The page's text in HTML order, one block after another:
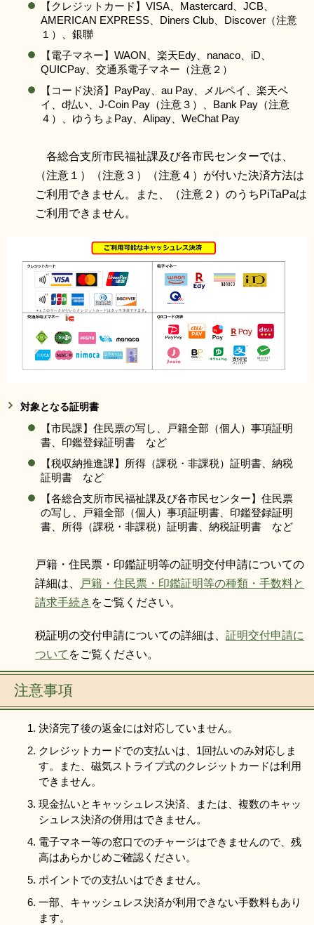
【クレジットカード】VISA、Mastercard、JCB、
AMERICAN EXPRESS、Diners Club、Discover（注意
１）、銀聯
【電子マネー】WAON、楽天Edy、nanaco、iD、
QUICPay、交通系電子マネー（注意２）
【コード決済】PayPay、au Pay、メルペイ、楽天ペ
イ、d払い、J-Coin Pay（注意３）、Bank Pay（注意
４）、ゆうちょPay、Alipay、WeChat Pay
各総合支所市民福祉課及び各市民センターでは、
（注意１）（注意３）（注意４）が付いた決済方法は
ご利用できません。また、（注意２）のうちPiTaPaは
ご利用できません。
対象となる証明書
【市民課】住民票の写し、戸籍全部（個人）事項証明
書、印鑑登録証明書 など
【税収納推進課】所得（課税・非課税）証明書、納税
証明書 など
【各総合支所市民福祉課及び各市民センター】住民票
の写し、戸籍全部（個人）事項証明書、印鑑登録証明
書、所得（課税・非課税）証明書、納税証明書 など
戸籍・住民票・印鑑証明等の証明交付申請についての
詳細は、
戸籍・住民票・印鑑証明等の種類・手数料と
請求手続き をご覧ください。
税証明の交付申請についての詳細は、 証明交付申請に
ついて をご覧ください。
注意事項
決済完了後の返金には対応していません。
クレジットカードでの支払いは、1回払いのみ対応しま
す。また、磁気ストライプ式のクレジットカードは利用
できません。
現金払いとキャッシュレス決済、または、複数のキャッ
シュレス決済の併用はできません。
電子マネー等の窓口でのチャージはできませんので、残
高はあらかじめご確認ください。
ポイントでの支払いはできません。
一部、キャッシュレス決済が利用できない手数料もあり
ます。